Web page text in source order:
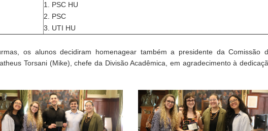
1. PSC HU
2. PSC
3. UTI HU
os alunos decidiram homenagear também a presidente da Comissão
Torsani (Mike), chefe da Divisão Acadêmica, em agradecimento à